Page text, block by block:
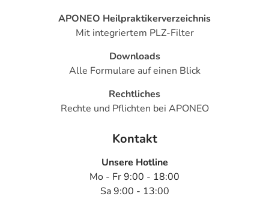
APONEO Heilpraktikerverzeichnis
Mit integriertem PLZ-Filter
Downloads
Alle Formulare auf einen Blick
Rechtliches
Rechte und Pflichten bei APONEO
Kontakt
Unsere Hotline
Mo - Fr 9:00 - 18:00
Sa 9:00 - 13:00